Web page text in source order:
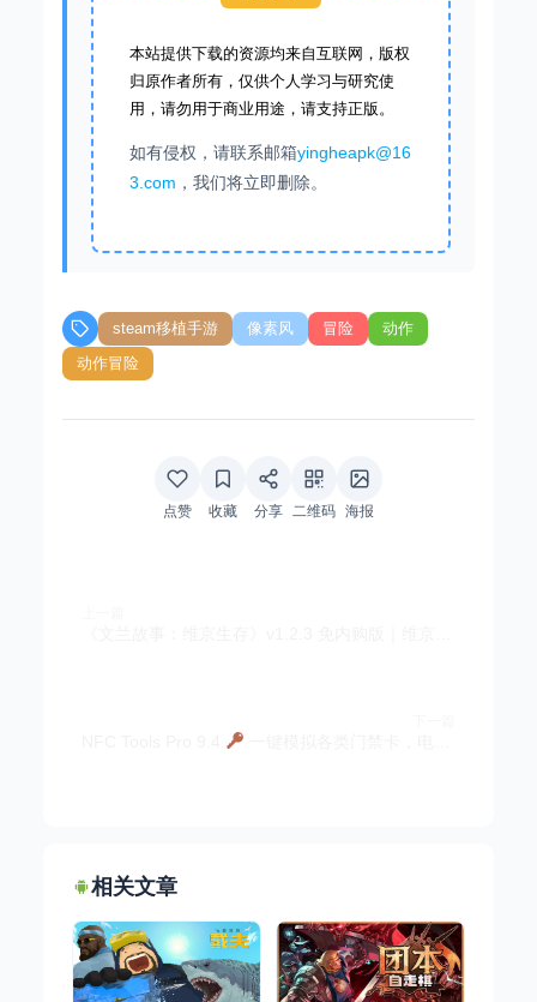
本站提供下载的资源均来自互联网，版权
归原作者所有，仅供个人学习与研究使
用，请勿用于商业用途，请支持正版。
如有侵权，请联系邮箱yingheapk@16
3.com ，我们将立即删除。
steam移植手游 像素风 冒险
动作
动作冒险
点赞 收藏 分享 二维码 海报
相关文章